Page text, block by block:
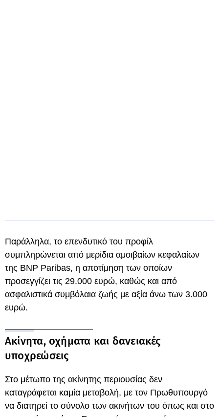
Παράλληλα, το επενδυτικό του προφίλ
συμπληρώνεται από μερίδια αμοιβαίων κεφαλαίων
της BNP Paribas, η αποτίμηση των οποίων
προσεγγίζει τις 29.000 ευρώ, καθώς και από
ασφαλιστικά συμβόλαια ζωής με αξία άνω των 3.000
ευρώ.
Ακίνητα, οχήματα και δανειακές
υποχρεώσεις
Στο μέτωπο της ακίνητης περιουσίας δεν
καταγράφεται καμία μεταβολή, με τον Πρωθυπουργό
να διατηρεί το σύνολο των ακινήτων του όπως και στο